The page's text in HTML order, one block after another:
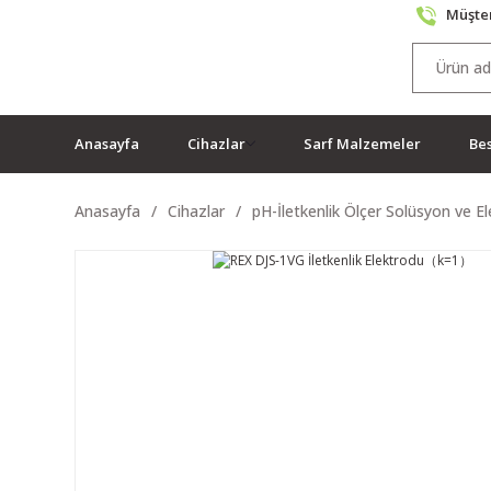
Anasayfa Cihazlar Sarf Malzemeler
Anasayfa Cihazlar pH-İletkenlik Ölçer Solüsyon ve